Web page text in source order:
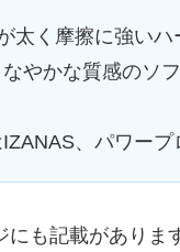
太く摩擦に強いハ
やかな質感のソ
、パワープ
も記載がありま